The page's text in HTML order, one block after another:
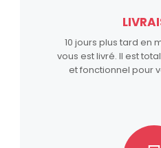
10 jours plus tard en
vous est livré. Il est
et fonctionnel pour